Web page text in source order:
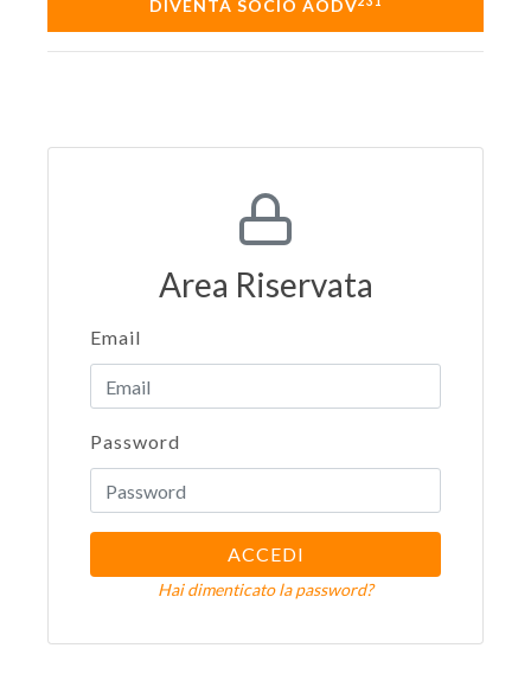
DIVENTA SOCIO AODV
Area Riservata
Email
Password
ACCEDI
Hai dimenticato la password?